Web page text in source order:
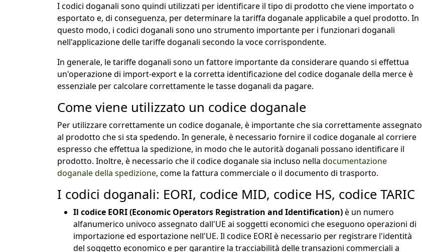
I codici doganali sono quindi utilizzati per identificare il tipo di prodotto che viene importato o
esportato e, di conseguenza, per determinare la tariffa doganale applicabile a quel prodotto. In
questo modo, i codici doganali sono uno strumento importante per i funzionari doganali
nell'applicazione delle tariffe doganali secondo la voce corrispondente.
In generale, le tariffe doganali sono un fattore importante da considerare quando si effettua
un'operazione di import-export e la corretta identificazione del codice doganale della merce è
essenziale per calcolare correttamente le tasse doganali da pagare.
Come viene utilizzato un codice doganale
Per utilizzare correttamente un codice doganale, è importante che sia correttamente assegnato
al prodotto che si sta spedendo. In generale, è necessario fornire il codice doganale al corriere
espresso che effettua la spedizione, in modo che le autorità doganali possano identificare il
prodotto. Inoltre, è necessario che il codice doganale sia incluso nella documentazione
doganale della spedizione, come la fattura commerciale o il documento di trasporto.
I codici doganali: EORI, codice MID, codice HS, codice TARIC
Il codice EORI (Economic Operators Registration and Identification)è un numero
alfanumerico univoco assegnato dall'UE ai soggetti economici che eseguono operazioni di
importazione ed esportazione nell'UE. Il codice EORI è necessario per registrare l'identità
del soggetto economico e per garantire la tracciabilità delle transazioni commerciali a